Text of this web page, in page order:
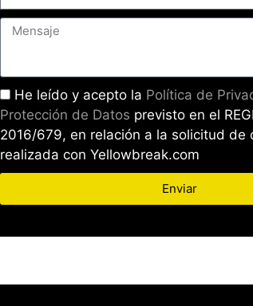
He leído y acepto la Política de
Protección de Datos previsto en el
2016/679, en relación a la solicitud de
realizada con Yellowbreak.com
Enviar